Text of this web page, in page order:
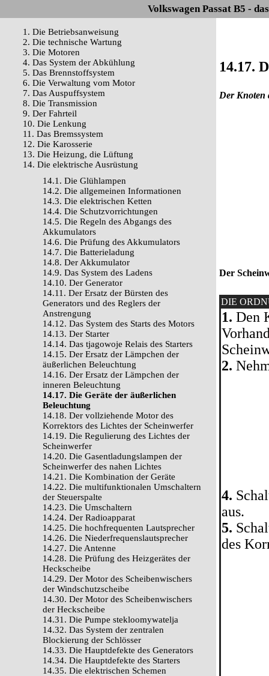
Volkswagen Passat B5 -
1. Die Betriebsanweisung
2. Die technische Wartung
3. Die Motoren
4. Das System der Abkühlung
5. Das Brennstoffsystem
6. Die Verwaltung vom Motor
7. Das Auspuffsystem
8. Die Transmission
9. Der Fahrteil
10. Die Lenkung
11. Das Bremssystem
12. Die Karosserie
13. Die Heizung, die Lüftung
14. Die elektrische Ausrüstung
14.1. Die Glühlampen
14.2. Die allgemeinen Informationen
14.3. Die elektrischen Ketten
14.4. Die Schutzvorrichtungen
14.5. Die Regeln des Abgangs des
Akkumulators
14.6. Die Prüfung des Akkumulators
14.7. Die Batterieladung
14.8. Der Akkumulator
14.9. Das System des Ladens
14.10. Der Generator
14.11. Der Ersatz der Bürsten des
Generators und des Reglers der
Anstrengung
14.12. Das System des Starts des Motors
14.13. Der Starter
14.14. Das tjagowoje Relais des Starters
14.15. Der Ersatz der Lämpchen der
äußerlichen Beleuchtung
14.16. Der Ersatz der Lämpchen der
inneren Beleuchtung
14.17. Die Geräte der äußerlichen
Beleuchtung
14.18. Der vollziehende Motor des
Korrektors des Lichtes der Scheinwerfer
14.19. Die Regulierung des Lichtes der
Scheinwerfer
14.20. Die Gasentladungslampen der
Scheinwerfer des nahen Lichtes
14.21. Die Kombination der Geräte
14.22. Die multifunktionalen Umschaltern
der Steuerspalte
14.23. Die Umschaltern
14.24. Der Radioapparat
14.25. Die hochfrequenten Lautsprecher
14.26. Die Niederfrequenslautsprecher
14.27. Die Antenne
14.28. Die Prüfung des Heizgerätes der
Heckscheibe
14.29. Der Motor des Scheibenwischers
der Windschutzscheibe
14.30. Der Motor des Scheibenwischers
der Heckscheibe
14.31. Die Pumpe stekloomywatelja
14.32. Das System der zentralen
Blockierung der Schlösser
14.33. Die Hauptdefekte des Generators
14.34. Die Hauptdefekte des Starters
14.35. Die elektrischen Schemen
14.17.
Der Knoten
Der
DIE
1. Den
2.
4.
aus.
5.
des